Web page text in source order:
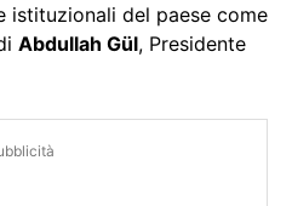
istituzionali del paese come
Abdullah Gül, Presidente